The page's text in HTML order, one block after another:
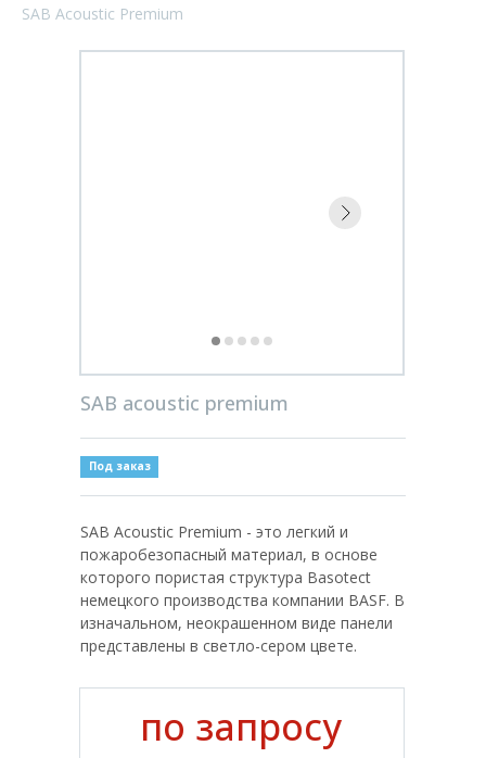
SAB Acoustic Premium
по запросу
SAB Acoustic Premium - это легкий и
пожаробезопасный материал, в основе
которого пористая структура Basotect
немецкого производства компании BASF. В
изначальном, неокрашенном виде панели
представлены в светло-сером цвете.
Под заказ
SAB acoustic premium